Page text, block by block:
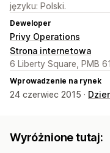
języku: Polski.
Deweloper
Privy Operations
Strona internetowa
6 Liberty Square, PMB
Wprowadzenie na rynek
24 czerwiec 2015 ·
Wyróżnione tutaj: